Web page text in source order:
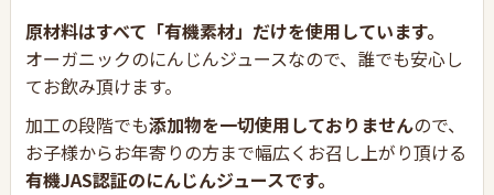
原材料はすべて「有機素材」だけを使用しています。
オーガニックのにんじんジュースなので、誰でも安心し
てお飲み頂けます。
加工の段階でも添加物を一切使用しておりませんので、
お子様からお年寄りの方まで幅広くお召し上がり頂ける
有機JAS認証のにんじんジュースです。